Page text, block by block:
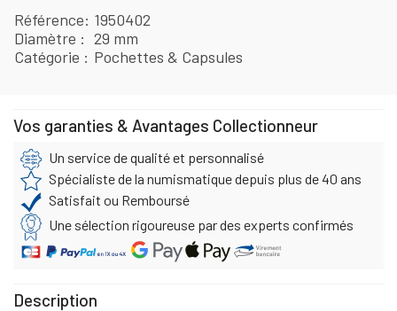
Référence 1950402
Diamètre
29 mm
Catégorie
Pochettes & Capsules
Vos garanties & Avantages Collectionneur
Un service de qualité et personnalisé
Spécialiste de la numismatique depuis plus de 40 ans
Satisfait ou Remboursé
Une sélection rigoureuse par des experts confirmés
Description